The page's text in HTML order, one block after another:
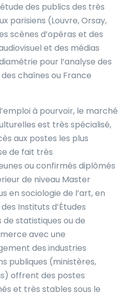
des publics des très
parisiens (Louvre, Orsay,
scènes d’opéras et des
et des médias
pour l’analyse des
chaînes ou France
à pourvoir, le marché
est très spécialisé,
aux postes les plus
de fait très
ou confirmés diplômés
de niveau Master
en sociologie de l’art, en
Instituts d’Études
de statistiques ou de
avec une
des industries
publiques (ministères,
offrent des postes
et très stables sous le